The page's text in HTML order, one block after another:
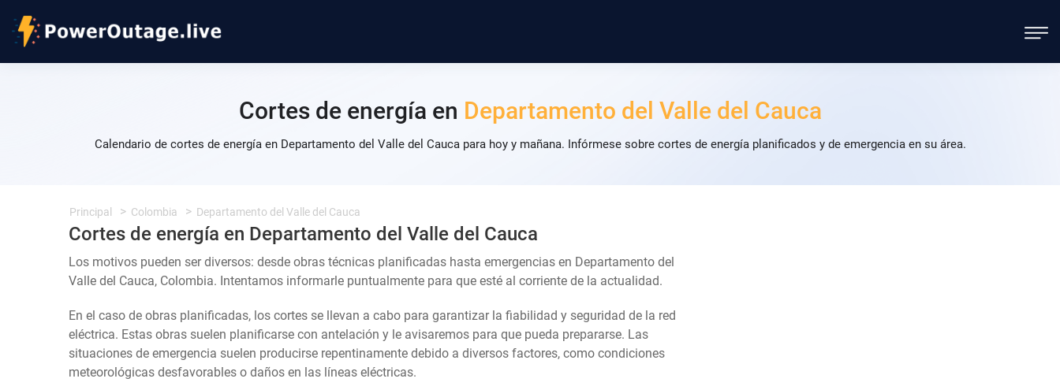
Cortes de energía en Departamento del Valle del Cauca
Calendario de cortes de energía en Departamento del Valle del Cauca para hoy y mañana. Infórmese sobre cortes de energía planificados y de emergencia en su área.
Principal Colombia Departamento del Valle del Cauca
Cortes de energía en Departamento del Valle del Cauca
Los motivos pueden ser diversos: desde obras técnicas planificadas hasta emergencias en Departamento del
Valle del Cauca, Colombia. Intentamos informarle puntualmente para que esté al corriente de la actualidad.
En el caso de obras planificadas, los cortes se llevan a cabo para garantizar la fiabilidad y seguridad de la red
eléctrica. Estas obras suelen planificarse con antelación y le avisaremos para que pueda prepararse. Las
situaciones de emergencia suelen producirse repentinamente debido a diversos factores, como condiciones
meteorológicas desfavorables o daños en las líneas eléctricas.